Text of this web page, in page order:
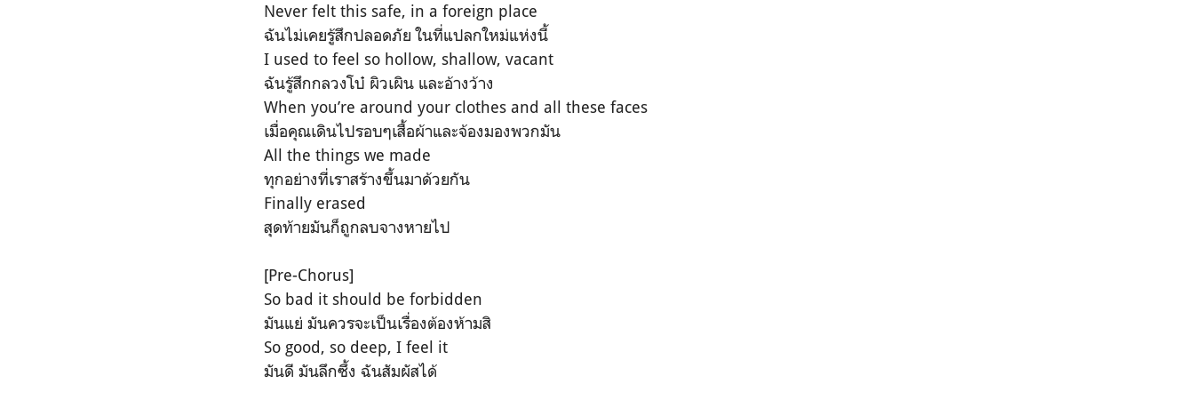
Never felt this safe, in a foreign place
ฉันไม่เคยรู้สึกปลอดภัย ในที่แปลกใหม่แห่งนี้
I used to feel so hollow, shallow, vacant
ฉันรู้สึกกลวงโบ๋ ผิวเผิน และอ้างว้าง
When you’re around your clothes and all these faces
เมื่อคุณเดินไปรอบๆเสื้อผ้าและจ้องมองพวกมัน
All the things we made
ทุกอย่างที่เราสร้างขึ้นมาด้วยกัน
Finally erased
สุดท้ายมันก็ถูกลบจางหายไป
[Pre-Chorus]
So bad it should be forbidden
มันแย่ มันควรจะเป็นเรื่องต้องห้ามสิ
So good, so deep, I feel it
มันดี มันลึกซึ้ง ฉันสัมผัสได้